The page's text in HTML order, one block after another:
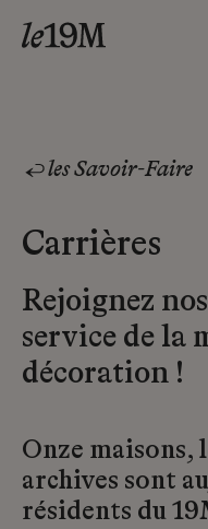
les Savoir-Faire
Carrières
Rejoignez
service de la
décoration !
Onze maisons,
archives sont
résidents du